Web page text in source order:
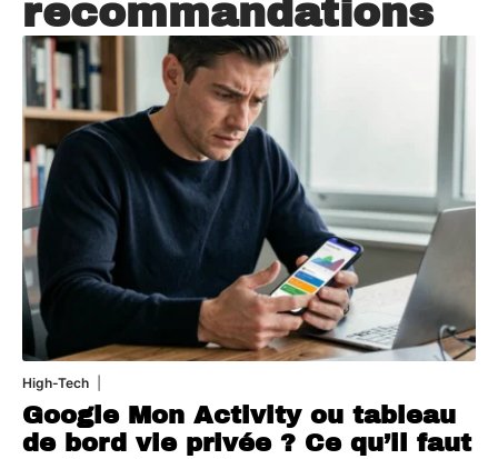
recommandations
High-Tech
Google Mon Activity ou tableau
de bord vie privée ? Ce qu’il faut